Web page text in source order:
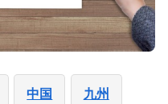
中国 九州